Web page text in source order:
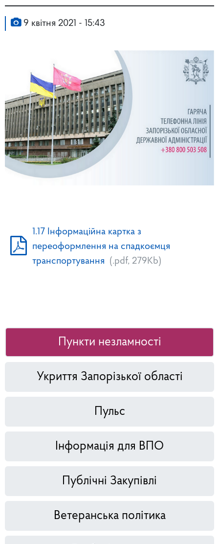
9 квітня 2021 - 15:43
1.17 Інформаційна картка з
переоформлення на спадкоємця
транспортування (.pdf, 279Kb)
Пункти незламності
Укриття Запорізької області
Пульс
Інформація для ВПО
Публічні Закупівлі
Ветеранська політика